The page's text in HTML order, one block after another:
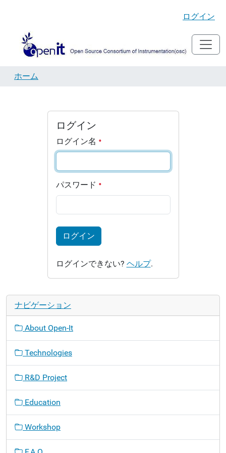
ログイン
ホーム
ログイン
ログイン名
パスワード
ログイン
ログインできない? ヘルプ.
ナビゲーション
About Open-It
Technologies
R&D Project
Education
Workshop